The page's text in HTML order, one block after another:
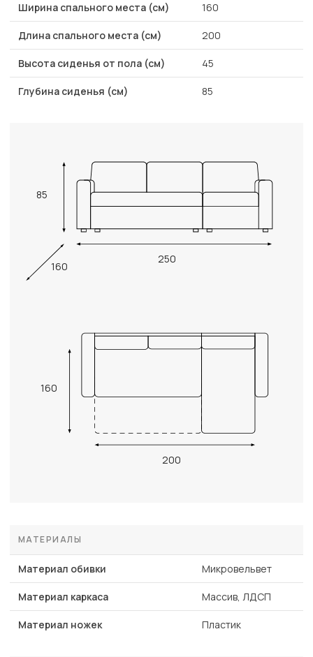
Ширина спального места (см) 160
Длина спального места (см) 200
Высота сиденья от пола (см) 45
Глубина сиденья (см) 85
85
250
160
160
200
МАТЕРИАЛЫ
Материал обивки Микровельвет
Материал каркаса Массив, ЛДСП
Материал ножек Пластик